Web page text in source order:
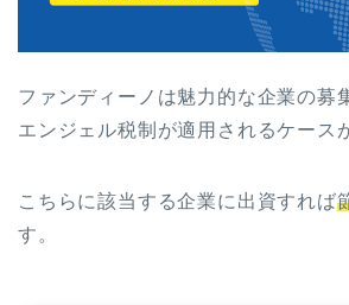
ファンディーノは魅力的な企業の募
エンジェル税制が適用されるケース
こちらに該当する企業に出資すれば
す。